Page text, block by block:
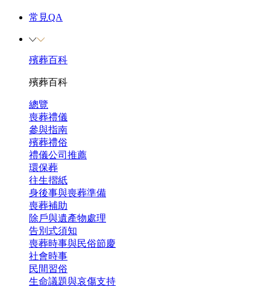
常見QA
殯葬百科
殯葬百科
總覽
喪葬禮儀
參與指南
殯葬禮俗
禮儀公司推薦
環保葬
往生摺紙
身後事與喪葬準備
喪葬補助
除戶與遺產物處理
告別式須知
喪葬時事與民俗節慶
社會時事
民間習俗
生命議題與哀傷支持